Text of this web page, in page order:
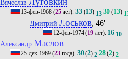
Вячеслав
13-фев-1968(25лет). 33(13) 13 30(13)
Дмитрий Лоськов, 46'
12-фев-1974 (19 лет). 16 10
Александр Маслов
25-дек-1969(23года). 30(2) 2 28(2) 2